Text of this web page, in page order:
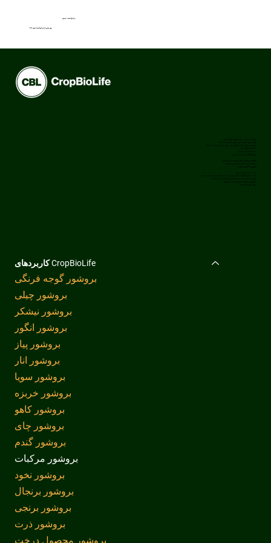
درخواست سوم
۲۸ روز پس از درخواست دوم
شرکت خصوصی لابراتورهای آوسان هند
طبقه پنجم، پالاش ناین، نقشه شماره ۳۳/۱/۱۳
مجتمع میتکون، جاده بالوادی، بنر، پونا، هند، کد پستی ۴۱۱ ۰۴۵
‎+۹۱ ۷۷۸۸۹۹۴۶۷۱‎
توزیع‌کنندگان ما در خارج از کشور
شرکت برداشت پویای همیشه سبز نیجریه
در شماره ۵۸ خیابان برنامه‌ریزی شهری،
ایلوپجو، لاگوس، نیجریه
پی تی. ترا آسری اندونزی
ستیابودی، جاکارتا سلاتان 12950 اندونزی
سیف جاکارتا ۱۲۹۵۰
کاربردهای CropBioLife
بروشور گوجه فرنگی
بروشور چیلی
بروشور نیشکر
بروشور انگور
بروشور پیاز
بروشور انار
بروشور سویا
بروشور خربزه
بروشور کاهو
بروشور چای
بروشور گندم
بروشور مرکبات
بروشور نخود
بروشور برنجال
بروشور برنجی
بروشور ذرت
بروشور محصول درخت